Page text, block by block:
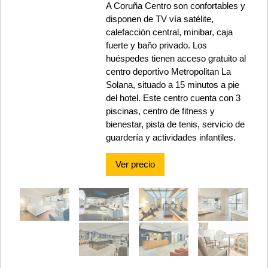
A Coruña Centro son confortables y
disponen de TV vía satélite,
calefacción central, minibar, caja
fuerte y baño privado. Los
huéspedes tienen acceso gratuito al
centro deportivo Metropolitan La
Solana, situado a 15 minutos a pie
del hotel. Este centro cuenta con 3
piscinas, centro de fitness y
bienestar, pista de tenis, servicio de
guardería y actividades infantiles.
Ver precio